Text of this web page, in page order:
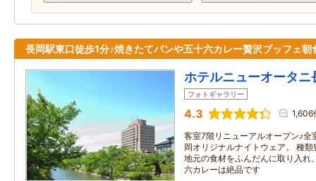
長岡駅東口徒歩1分♪焼きたてパンや五十六カレー贅沢ブッフェ朝
ホテルニューオータニ
フォトギャラリー
4.3 1,606
客室7階リニューアルオープン♪全
岡オリジナルナイトウェア。 種
地元の食材をふんだんに取り入れ
六カレーは絶品です